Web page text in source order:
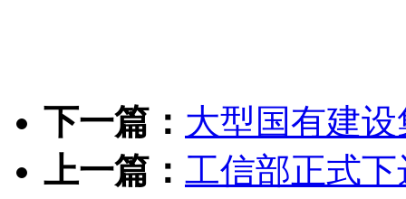
下一篇： 大型国有建
上一篇： 工信部正式